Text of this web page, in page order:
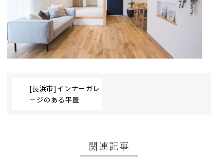
[長浜市]インナーガレ
ージのある平屋
関連記事